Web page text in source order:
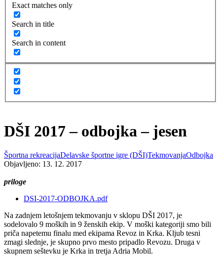
Exact matches only
Search in title
Search in content
DŠI 2017 – odbojka – jesen
Športna rekreacijaDelavske športne igre (DŠI)TekmovanjaOdbojka
Objavljeno: 13. 12. 2017
priloge
DSI-2017-ODBOJKA.pdf
Na zadnjem letošnjem tekmovanju v sklopu DŠI 2017, je
sodelovalo 9 moških in 9 ženskih ekip. V moški kategoriji smo bili
priča napetemu finalu med ekipama Revoz in Krka. Kljub tesni
zmagi slednje, je skupno prvo mesto pripadlo Revozu. Druga v
skupnem seštevku je Krka in tretja Adria Mobil.